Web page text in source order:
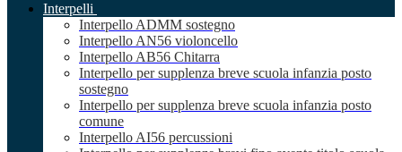
Interpelli
Interpello ADMM sostegno
Interpello AN56 violoncello
Interpello AB56 Chitarra
Interpello per supplenza breve scuola infanzia posto
sostegno
Interpello per supplenza breve scuola infanzia posto
comune
Interpello AI56 percussioni